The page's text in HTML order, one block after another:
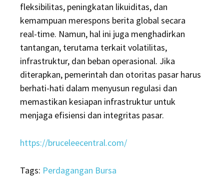
fleksibilitas, peningkatan likuiditas, dan
kemampuan merespons berita global secara
real-time. Namun, hal ini juga menghadirkan
tantangan, terutama terkait volatilitas,
infrastruktur, dan beban operasional. Jika
diterapkan, pemerintah dan otoritas pasar harus
berhati-hati dalam menyusun regulasi dan
memastikan kesiapan infrastruktur untuk
menjaga efisiensi dan integritas pasar.
https://bruceleecentral.com/
Tags: Perdagangan Bursa